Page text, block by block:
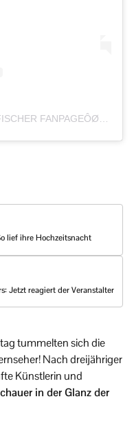
lief ihre Hochzeitsnacht
Jetzt reagiert der Veranstalter
tummelten sich die
Nach dreijähriger
Künstlerin und
in der Glanz der